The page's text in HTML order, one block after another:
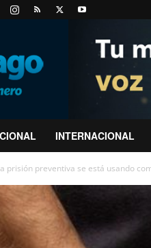
INTERNACIONAL
prisión preventiva se está usando